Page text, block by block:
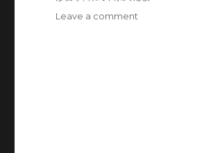
Leave a comment